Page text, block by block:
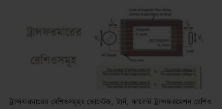
ট্রান্সফরমারের রেশিওসমূহঃ ভোল্টেজ, টার্ন, কারেন্ট ট্রান্সফরমেশন রেশিও